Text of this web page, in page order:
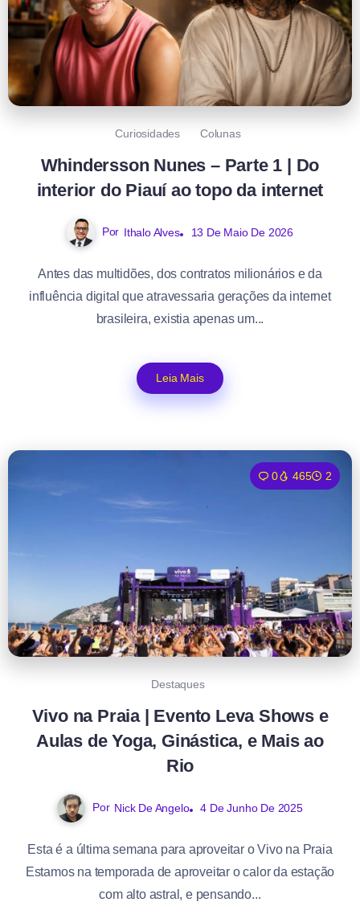
Curiosidades Colunas
Whindersson Nunes – Parte 1 | Do
interior do Piauí ao topo da internet
Por Ithalo Alves 13 De Maio De 2026
Antes das multidões, dos contratos milionários e da
influência digital que atravessaria gerações da internet
brasileira, existia apenas um...
Leia Mais
0 465 2
Destaques
Vivo na Praia | Evento Leva Shows e
Aulas de Yoga, Ginástica, e Mais ao
Rio
Por Nick De Angelo 4 De Junho De 2025
Esta é a última semana para aproveitar o Vivo na Praia
Estamos na temporada de aproveitar o calor da estação
com alto astral, e pensando...